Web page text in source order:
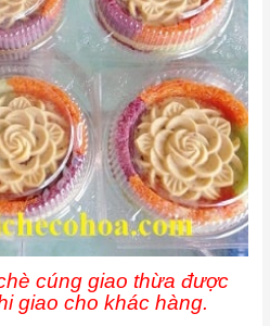
cúng giao thừa được
giao cho khác hàng.